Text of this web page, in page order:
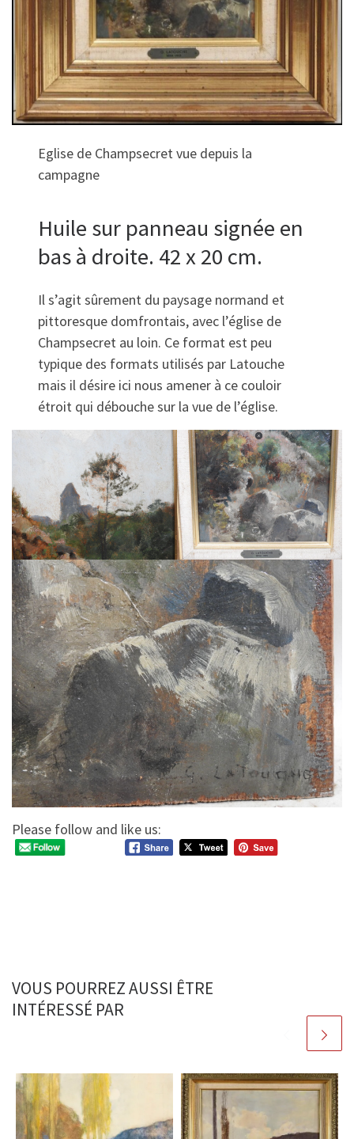
Eglise de Champsecret vue depuis la
campagne
Huile sur panneau signée en
bas à droite. 42 x 20 cm.
Il s’agit sûrement du paysage normand et
pittoresque domfrontais, avec l’église de
Champsecret au loin. Ce format est peu
typique des formats utilisés par Latouche
mais il désire ici nous amener à ce couloir
étroit qui débouche sur la vue de l’église.
Please follow and like us:
VOUS POURREZ AUSSI ÊTRE
INTÉRESSÉ PAR